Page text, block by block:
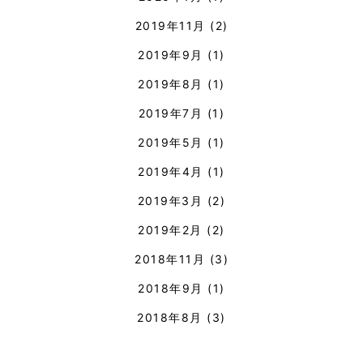
2019年11月 (2)
2019年9月 (1)
2019年8月 (1)
2019年7月 (1)
2019年5月 (1)
2019年4月 (1)
2019年3月 (2)
2019年2月 (2)
2018年11月 (3)
2018年9月 (1)
2018年8月 (3)